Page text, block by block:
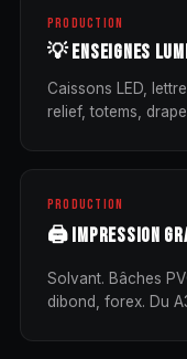
PRODUCTION
💡 ENSEIGNES
Caissons LED,
relief, totems,
PRODUCTION
🖨️ IMPRESSION
Solvant. Bâches
dibond, forex. Du